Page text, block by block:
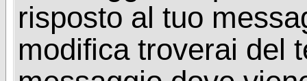
risposto al tuo
modifica troverai del